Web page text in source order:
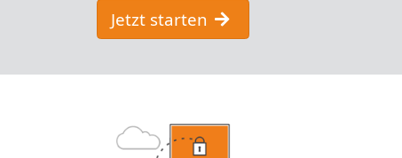
Jetzt starten